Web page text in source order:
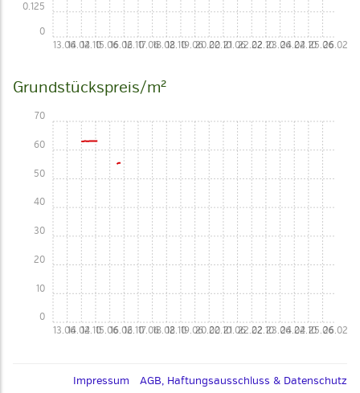
13.0614.0214.1015.0616.0216.1017.0618.0218.1019.0620.0220.1021.0622.0222.1023.0624.0224.1025.0626.02
0
0.125
Grundstückspreis/m²
13.0614.0214.1015.0616.0216.1017.0618.0218.1019.0620.0220.1021.0622.0222.1023.0624.0224.1025.0626.02
0
10
20
30
40
50
60
70
Impressum AGB, Haftungsausschluss & Datenschutz